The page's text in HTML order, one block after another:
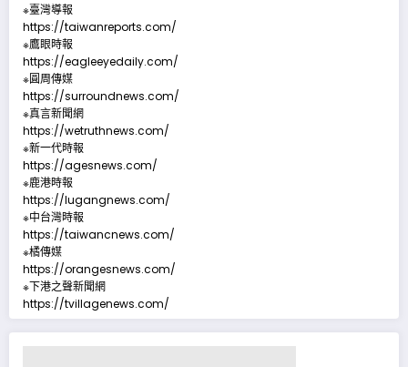
※臺灣導報
https://taiwanreports.com/
※鷹眼時報
https://eagleeyedaily.com/
※圓周傳媒
https://surroundnews.com/
※真言新聞網
https://wetruthnews.com/
※新一代時報
https://agesnews.com/
※鹿港時報
https://lugangnews.com/
※中台灣時報
https://taiwancnews.com/
※橘傳媒
https://orangesnews.com/
※下港之聲新聞網
https://tvillagenews.com/